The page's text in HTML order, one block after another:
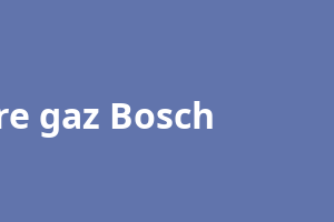
gaz Bosch